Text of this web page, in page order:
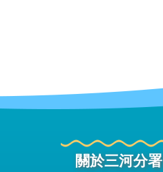
關於三河分署